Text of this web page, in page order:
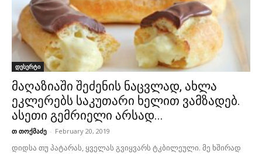
დესერტი
მაღაზიაში შეძენის ნაცვლად, ახლა
ეკლერებს საკუთარი ხელით ვამზადებ.
ასეთი გემრიელი არსად...
თ თოქმაძე - February 20, 2019
დიდსა თუ პატარას, ყველას გვიყვარს ტკბილეული. მე ხშირად